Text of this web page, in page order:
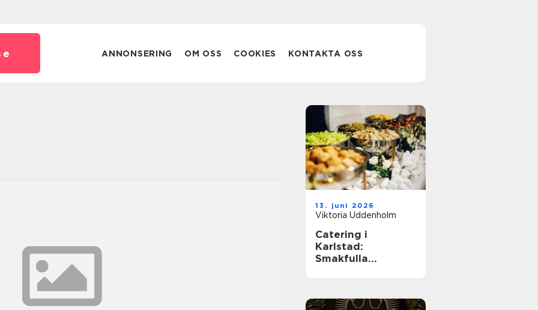
ANNONSERING OM OSS COOKIES KONTAKTA OSS
13. juni 2026
Viktoria Uddenholm
Catering i
Karlstad:
Smakfulla